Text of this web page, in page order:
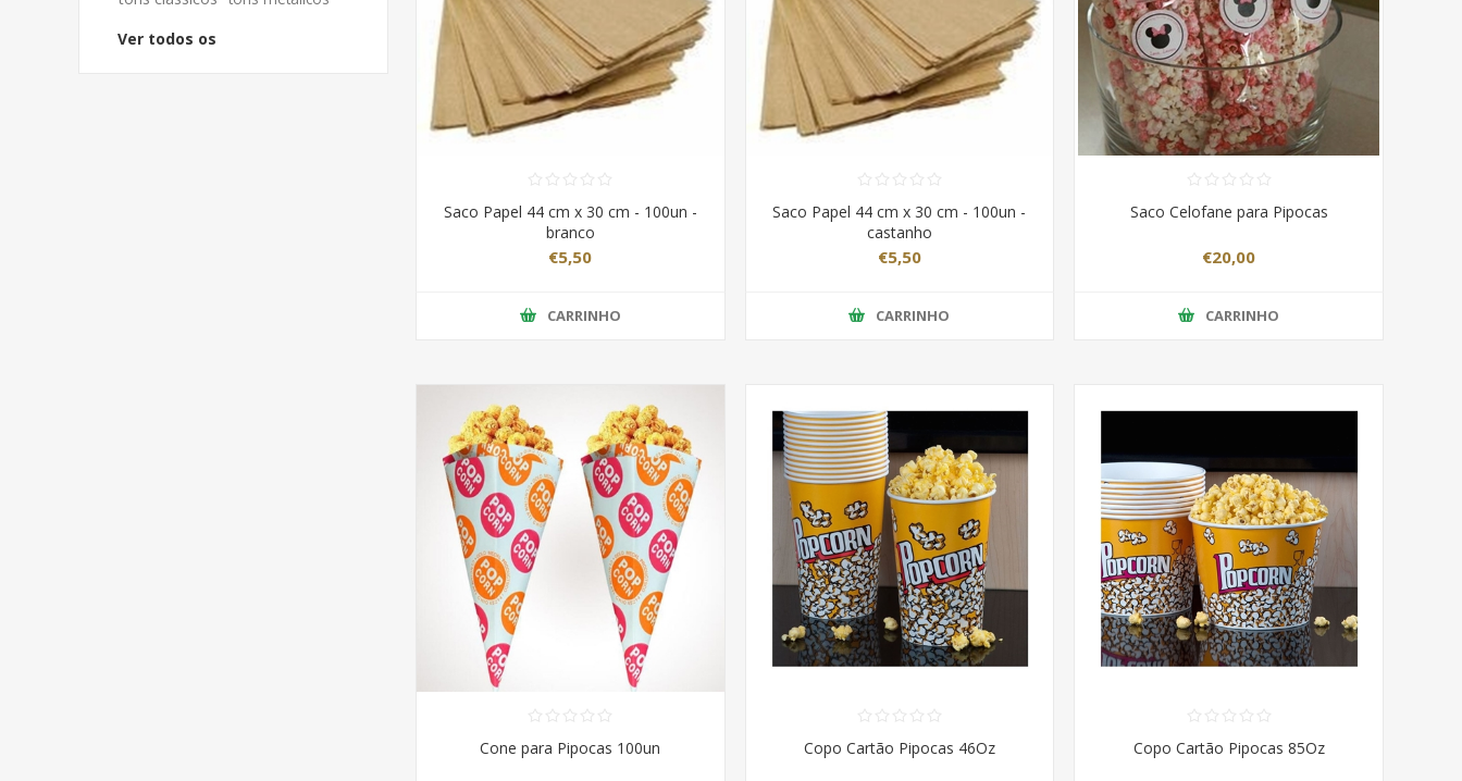
Saco Papel 44 cm x 30 cm - 100un -
branco
€5,50
CARRINHO
Saco Papel 44 cm x 30 cm - 100un -
castanho
€5,50
CARRINHO
Saco Celofane para Pipocas
€20,00
CARRINHO
Cone para Pipocas 100un Copo Cartão Pipocas 46Oz Copo Cartão Pipocas 85Oz
Ver todos os